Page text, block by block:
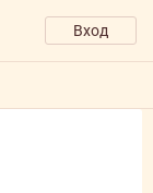
Вход